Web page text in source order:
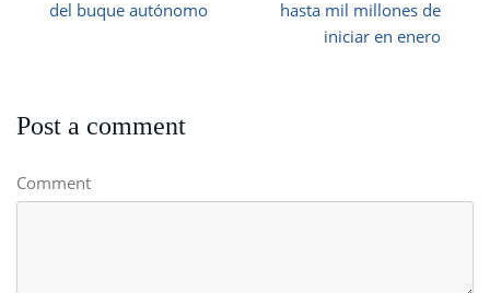
del buque autónomo
hasta mil millones de
iniciar en enero
Post a comment
Comment